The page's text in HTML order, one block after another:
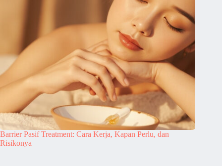
Barrier Pasif Treatment: Cara Kerja, Kapan Perlu, dan
Risikonya